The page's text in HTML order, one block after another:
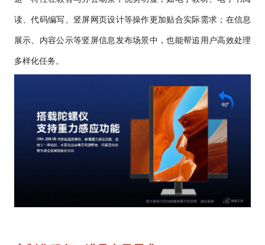
读、代码编写、竖屏网页设计等操作更加贴合实际需求；在信息
展示、内容公示等竖屏信息发布场景中，也能帮追用户高效处理
多样化任务。